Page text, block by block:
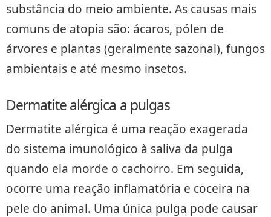
substância do meio ambiente. As causas mais
comuns de atopia são: ácaros, pólen de
árvores e plantas (geralmente sazonal), fungos
ambientais e até mesmo insetos.
Dermatite alérgica a pulgas
Dermatite alérgica é uma reação exagerada
do sistema imunológico à saliva da pulga
quando ela morde o cachorro. Em seguida,
ocorre uma reação inflamatória e coceira na
pele do animal. Uma única pulga pode causar